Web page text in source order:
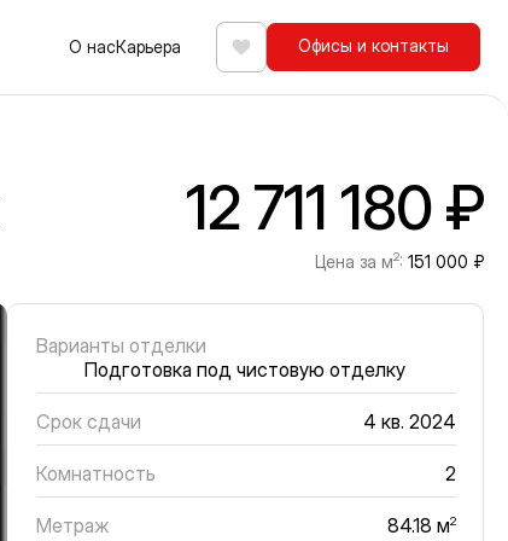
О насКарьера Избранное
Офисы и контакты
12 711 180 ₽
Цена за м2: 151 000 ₽
Варианты отделки
Подготовка под чистовую отделку
Срок сдачи 4 кв. 2024
Комнатность 2
Метраж 84.18 м2